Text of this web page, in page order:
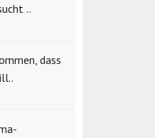
..
dass